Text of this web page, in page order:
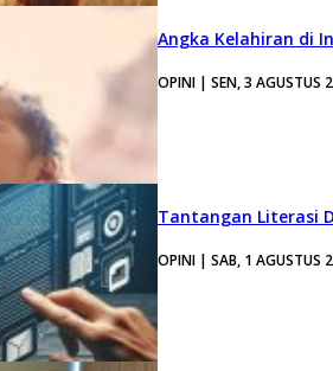
Angka Kelahiran di
OPINI | SEN, 3 AGUSTUS
Tantangan Literasi
OPINI | SAB, 1 AGUSTUS